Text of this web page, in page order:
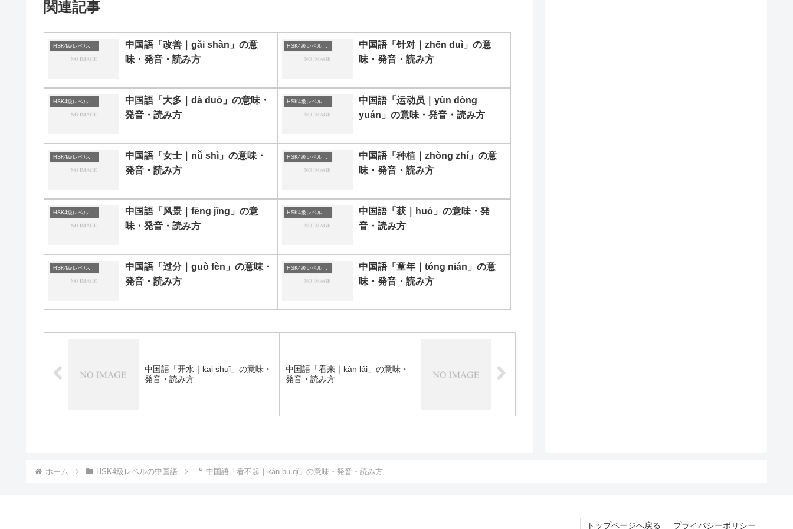
関連記事
中国語「改善｜gǎi shàn」の意
味・発音・読み方
中国語「针对｜zhēn duì」の意
味・発音・読み方
中国語「大多｜dà duō」の意味・
発音・読み方
中国語「运动员｜yùn dòng
yuán」の意味・発音・読み方
中国語「女士｜nǚ shì」の意味・
発音・読み方
中国語「种植｜zhòng zhí」の意
味・発音・読み方
中国語「风景｜fēng jǐng」の意
味・発音・読み方
中国語「获｜huò」の意味・発
音・読み方
中国語「过分｜guò fèn」の意味・
発音・読み方
中国語「童年｜tóng nián」の意
味・発音・読み方
中国語「开水｜kāi shuǐ」の意味・
発音・読み方
中国語「看来｜kàn lái」の意味・
発音・読み方
ホーム HSK4級レベルの中国語 中国語「看不起｜kàn bu qǐ」の意味・発音・読み方
トップページへ戻る プライバシーポリシー